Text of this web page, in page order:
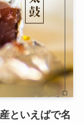
といえばで名